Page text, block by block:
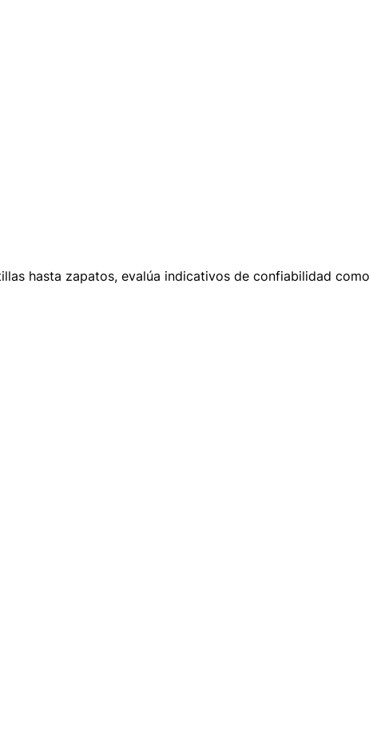
hasta zapatos, evalúa indicativos de confiabilidad como